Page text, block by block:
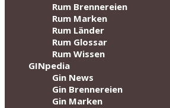
Rum Brennereien
Rum Marken
Rum Länder
Rum Glossar
Rum Wissen
GINpedia
Gin News
Gin Brennereien
Gin Marken